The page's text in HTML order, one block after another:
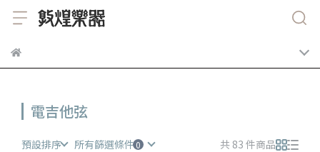
電吉他弦
預設排序 所有篩選條件 共 83 件商品